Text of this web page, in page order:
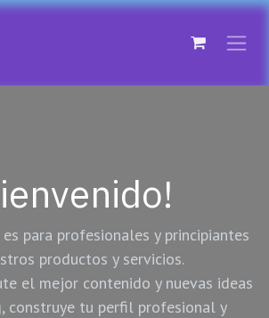
para profesionales y principiantes
productos y servicios.
el mejor contenido y nuevas ideas
construye tu perfil profesional y